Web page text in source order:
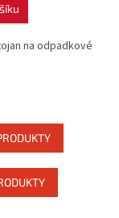
na odpadkové